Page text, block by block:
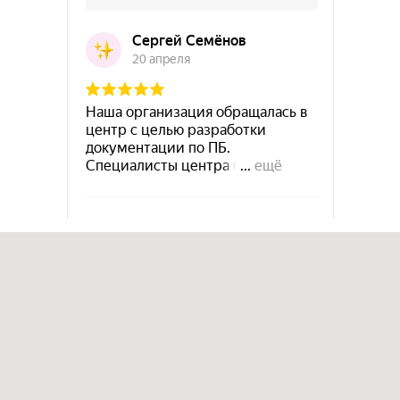
эксплуатации паровых и водогрейных котлов
(Постановление Госгортехнадзора РФ от
55. Приказ о допуске к работе персонала по
обслуживанию котлов.
Правила устройства и безопасной
эксплуатации паровых и водогрейных котлов
(Постановление Госгортехнадзора РФ от
проверки котлов и котельного оборудования,